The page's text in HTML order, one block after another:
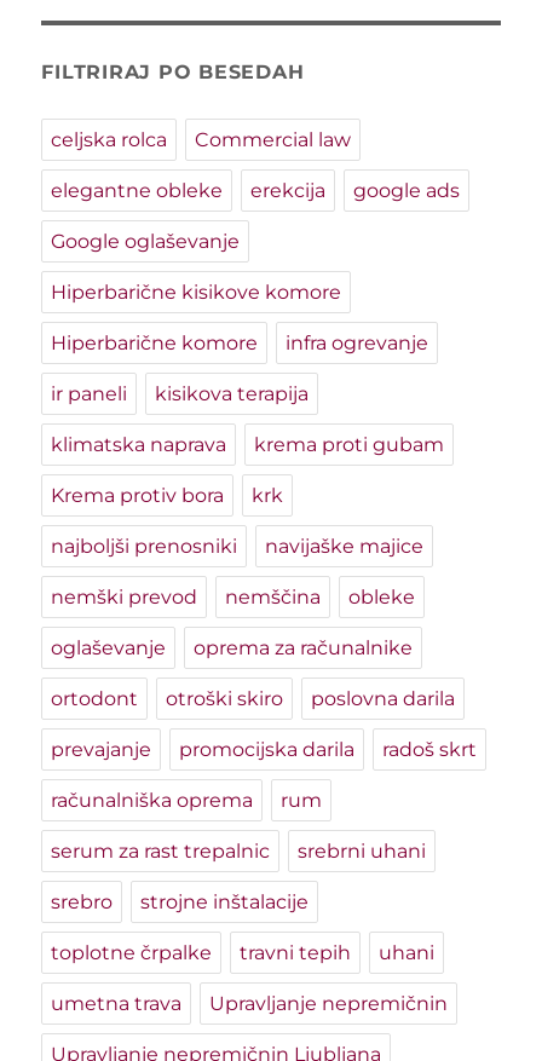
FILTRIRAJ PO BESEDAH
celjska rolca Commercial law
elegantne obleke erekcija google ads
Google oglaševanje
Hiperbarične kisikove komore
Hiperbarične komore infra ogrevanje
ir paneli kisikova terapija
klimatska naprava krema proti gubam
Krema protiv bora krk
najboljši prenosniki navijaške majice
nemški prevod nemščina obleke
oglaševanje oprema za računalnike
ortodont otroški skiro poslovna darila
prevajanje promocijska darila radoš skrt
računalniška oprema rum
serum za rast trepalnic srebrni uhani
srebro strojne inštalacije
toplotne črpalke travni tepih uhani
umetna trava Upravljanje nepremičnin
Upravljanje nepremičnin Ljubljana